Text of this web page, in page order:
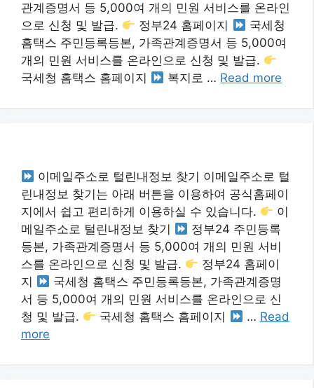
관계증명서 등 5,000여 개의 민원 서비스를 온라인
으로 신청 및 발급.
정부24 홈페이지
국세청
홈택스 주민등록등본, 가족관계증명서 등 5,000여
개의 민원 서비스를 온라인으로 신청 및 발급.
국세청 홈택스 홈페이지
복지로 … Read more
이메일주소로 털린내정보 찾기 이메일주소로 털
린내정보 찾기는 아래 버튼을 이용하여 공식홈페이
지에서 쉽고 편리하게 이용하실 수 있습니다.
이
메일주소로 털린내정보 찾기
정부24 주민등록
등본, 가족관계증명서 등 5,000여 개의 민원 서비
스를 온라인으로 신청 및 발급.
정부24 홈페이
지
국세청 홈택스 주민등록등본, 가족관계증명
서 등 5,000여 개의 민원 서비스를 온라인으로 신
청 및 발급.
국세청 홈택스 홈페이지 … Read
more